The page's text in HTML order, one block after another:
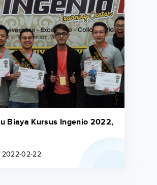
Biaya Kursus Ingenio 2022,
2022-02-22